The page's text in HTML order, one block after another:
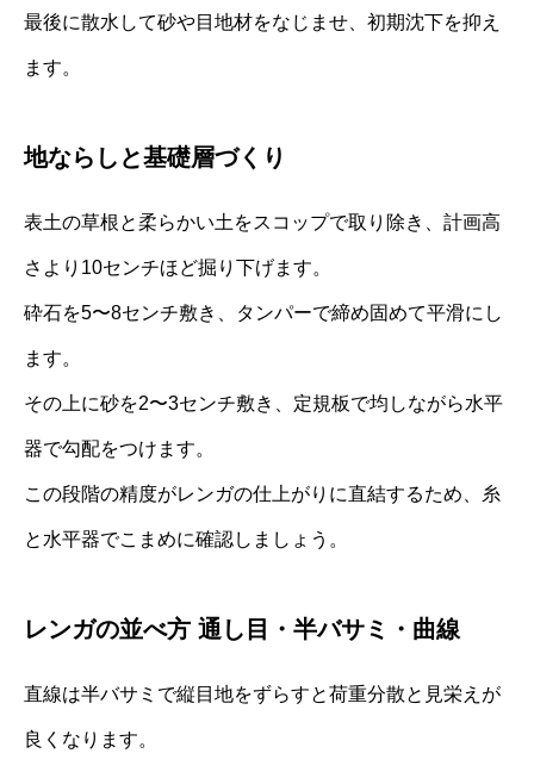
最後に散水して砂や目地材をなじませ、初期沈下を抑え
ます。
地ならしと基礎層づくり
表土の草根と柔らかい土をスコップで取り除き、計画高
さより10センチほど掘り下げます。
砕石を5〜8センチ敷き、タンパーで締め固めて平滑にし
ます。
その上に砂を2〜3センチ敷き、定規板で均しながら水平
器で勾配をつけます。
この段階の精度がレンガの仕上がりに直結するため、糸
と水平器でこまめに確認しましょう。
レンガの並べ方 通し目・半バサミ・曲線
直線は半バサミで縦目地をずらすと荷重分散と見栄えが
良くなります。